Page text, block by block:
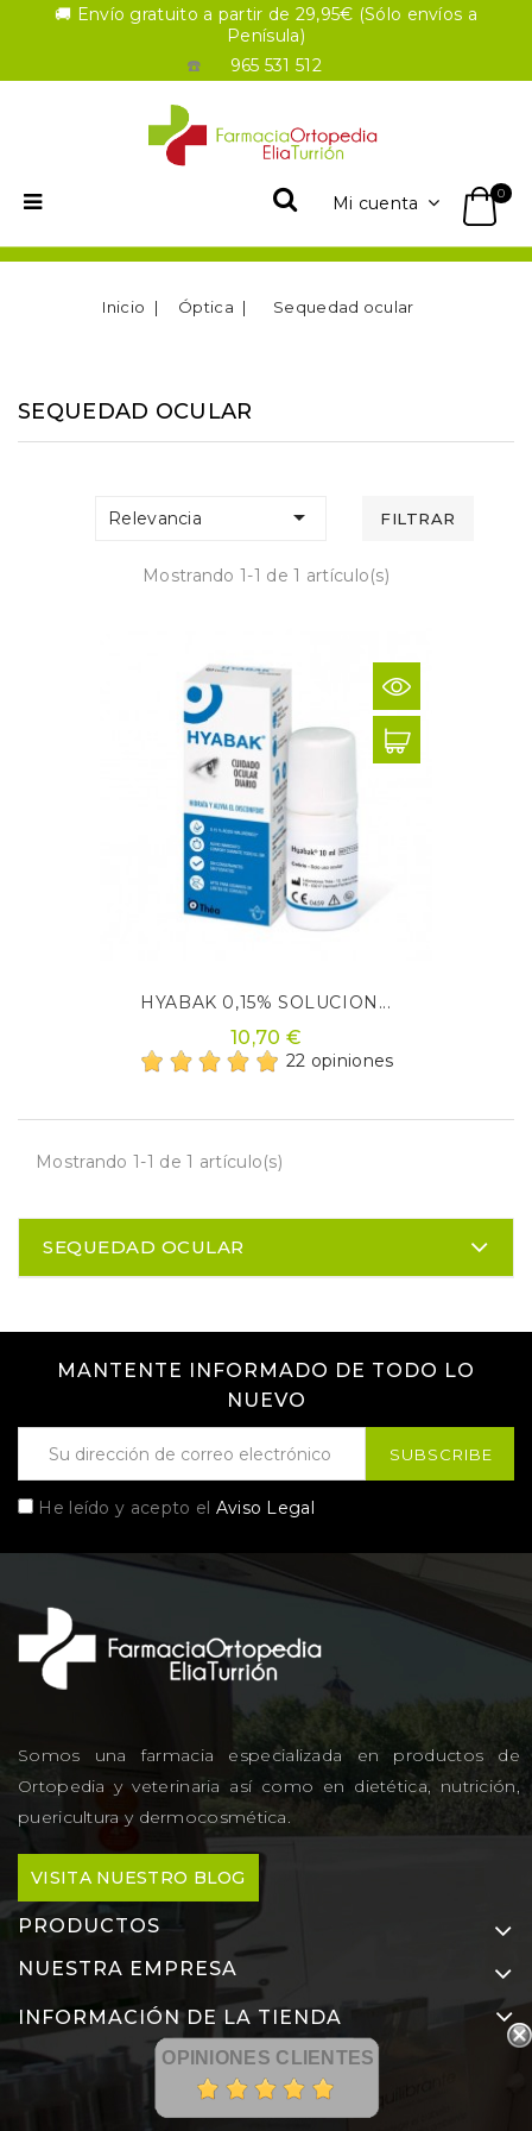
🚚 Envío gratuito a partir de 29,95€ (Sólo envíos a
Penísula)
☎️
965 531 512
Mi cuenta 0
Inicio Óptica Sequedad ocular
SEQUEDAD OCULAR
Relevancia  FILTRAR
Mostrando 1-1 de 1 artículo(s)
HYABAK 0,15% SOLUCION...
10,70 €
22 opiniones
Mostrando 1-1 de 1 artículo(s)
SEQUEDAD OCULAR
MANTENTE INFORMADO DE TODO LO
NUEVO
He leído y acepto el Aviso Legal
Somos una farmacia especializada en productos de
Ortopedia y veterinaria así como en dietética, nutrición,
puericultura y dermocosmética.
VISITA NUESTRO BLOG
PRODUCTOS
NUESTRA EMPRESA
INFORMACIÓN DE LA TIENDA
OPINIONES CLIENTES